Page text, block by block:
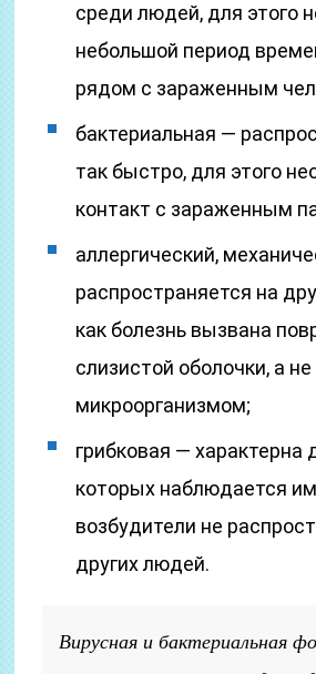
среди людей, для этого
небольшой период
рядом с зараженным
бактериальная —
так быстро, для этого
контакт с зараженным
аллергический,
распространяется на
как болезнь вызвана
слизистой оболочки, а
микроорганизмом;
грибковая — характерна
которых наблюдается
возбудители не
других людей.
Вирусная и бактериальная